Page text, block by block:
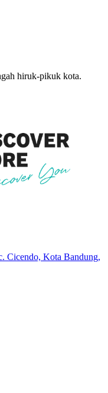
hiruk-pikuk kota.
Cicendo, Kota Bandung,